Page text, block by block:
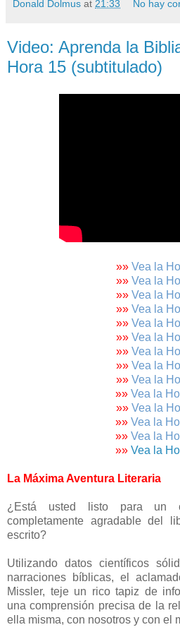
Donald Dolmus at 21:33 No hay
Video: Aprenda la
Hora 15 (subtitulado)
»» Vea la
»» Vea la
»» Vea la
»» Vea la
»» Vea la
»» Vea la
»» Vea la
»» Vea la
»» Vea la
»» Vea la
»» Vea la
»» Vea la
»» Vea la
»» Vea la
La Máxima Aventura Literaria
¿Está usted listo para un
completamente agradable del
escrito?
Utilizando datos científicos
narraciones bíblicas, el
Missler, teje un rico tapiz de
una comprensión precisa de la
ella misma, con nosotros y con el